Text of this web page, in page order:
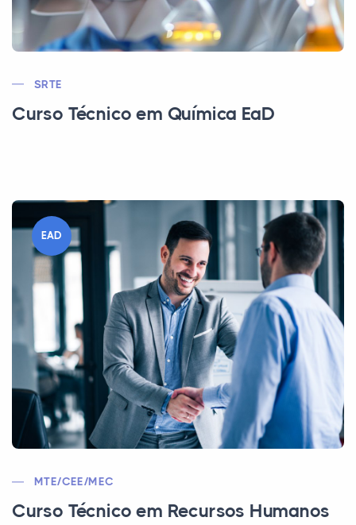
SRTE
Curso Técnico em Química EaD
EAD
MTE/CEE/MEC
Curso Técnico em Recursos Humanos